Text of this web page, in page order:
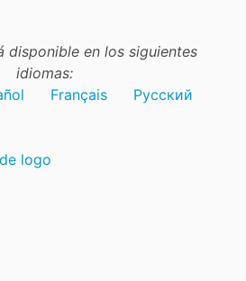
disponible en los siguientes
idiomas:
Français Русский